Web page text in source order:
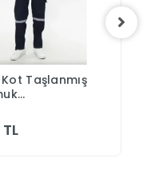
Sepete Ekle
Kot Taşlanmış